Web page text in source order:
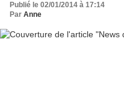
Publié le 02/01/2014 à 17:14
Par Anne